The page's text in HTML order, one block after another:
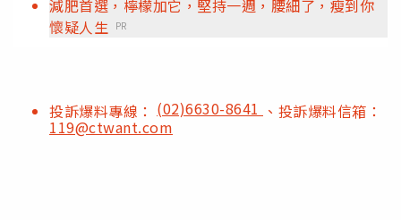
減肥首選，檸檬加它，堅持一週，腰細了，瘦到你
懷疑人生
PR
投訴爆料專線： (02)6630-8641 、投訴爆料信箱：
119@ctwant.com